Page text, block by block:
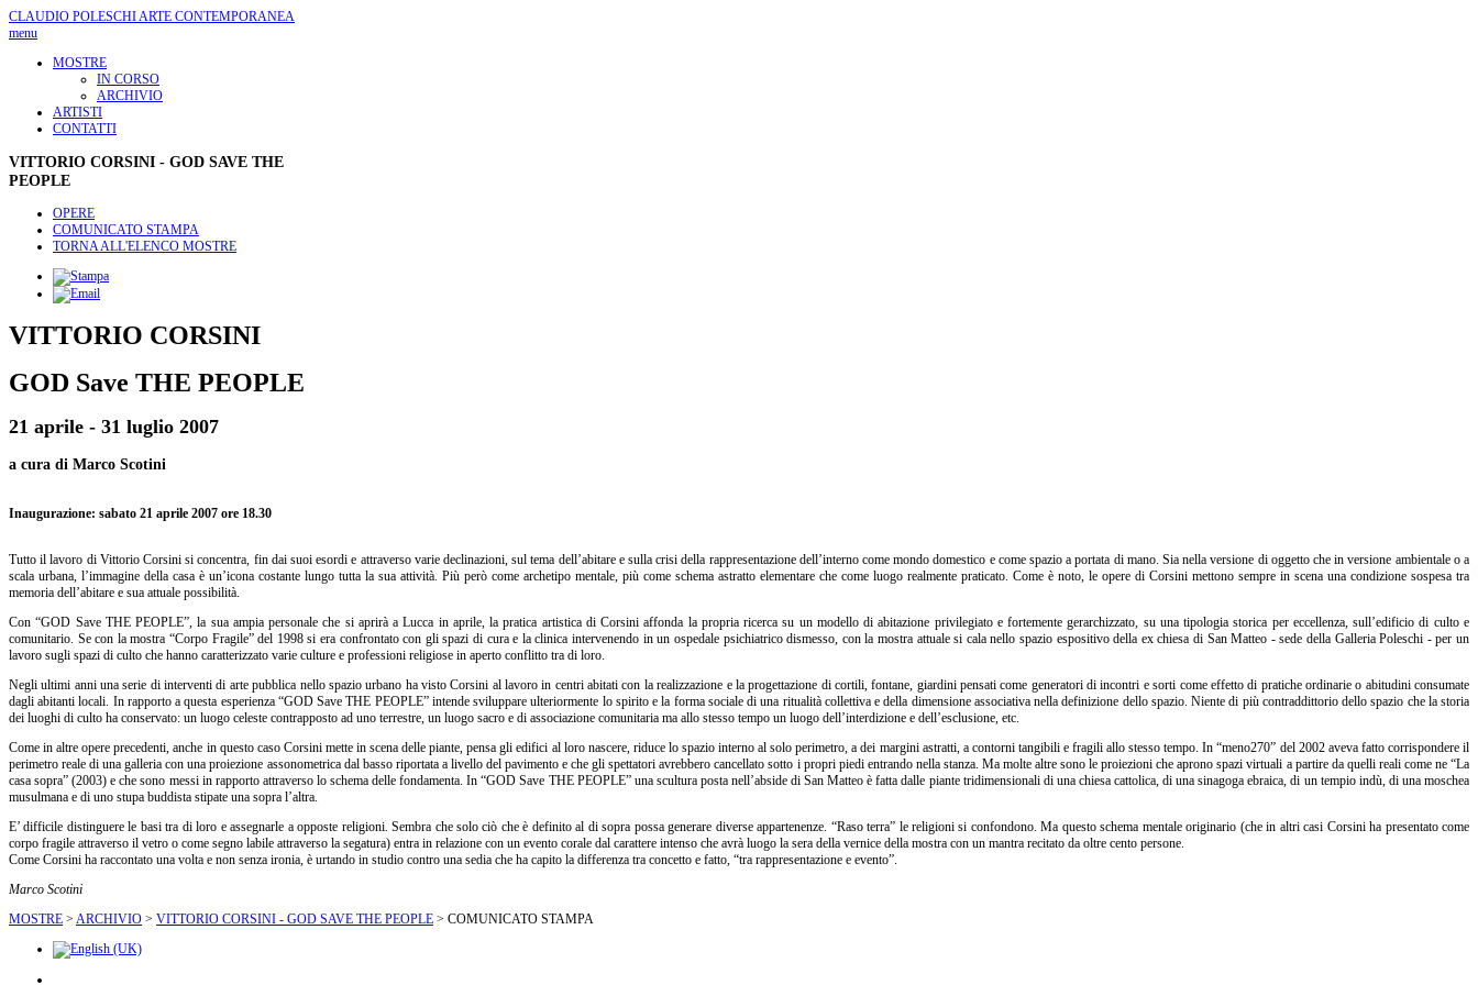
CLAUDIO POLESCHIARTE CONTEMPORANEA
menu
MOSTRE
IN CORSO
ARCHIVIO
ARTISTI
CONTATTI
VITTORIO CORSINI - GOD SAVE THE
PEOPLE
OPERE
COMUNICATO STAMPA
TORNA ALL'ELENCO MOSTRE
VITTORIO CORSINI
GOD Save THE PEOPLE
21 aprile - 31 luglio 2007
a cura di Marco Scotini
Inaugurazione: sabato 21 aprile 2007 ore 18.30
Tutto il lavoro di Vittorio Corsini si concentra, fin dai suoi esordi e attraverso varie declinazioni, sul tema dell’abitare e sulla crisi della rappresentazione dell’interno come mondo domestico e come spazio a portata di mano. Sia nella versione di oggetto che in versione ambientale o a
scala urbana, l’immagine della casa è un’icona costante lungo tutta la sua attività. Più però come archetipo mentale, più come schema astratto elementare che come luogo realmente praticato. Come è noto, le opere di Corsini mettono sempre in scena una condizione sospesa tra
memoria dell’abitare e sua attuale possibilità.
Con “GOD Save THE PEOPLE”, la sua ampia personale che si aprirà a Lucca in aprile, la pratica artistica di Corsini affonda la propria ricerca su un modello di abitazione privilegiato e fortemente gerarchizzato, su una tipologia storica per eccellenza, sull’edificio di culto e
comunitario. Se con la mostra “Corpo Fragile” del 1998 si era confrontato con gli spazi di cura e la clinica intervenendo in un ospedale psichiatrico dismesso, con la mostra attuale si cala nello spazio espositivo della ex chiesa di San Matteo - sede della Galleria Poleschi - per un
lavoro sugli spazi di culto che hanno caratterizzato varie culture e professioni religiose in aperto conflitto tra di loro.
Negli ultimi anni una serie di interventi di arte pubblica nello spazio urbano ha visto Corsini al lavoro in centri abitati con la realizzazione e la progettazione di cortili, fontane, giardini pensati come generatori di incontri e sorti come effetto di pratiche ordinarie o abitudini consumate
dagli abitanti locali. In rapporto a questa esperienza “GOD Save THE PEOPLE” intende sviluppare ulteriormente lo spirito e la forma sociale di una ritualità collettiva e della dimensione associativa nella definizione dello spazio. Niente di più contraddittorio dello spazio che la storia
dei luoghi di culto ha conservato: un luogo celeste contrapposto ad uno terrestre, un luogo sacro e di associazione comunitaria ma allo stesso tempo un luogo dell’interdizione e dell’esclusione, etc.
Come in altre opere precedenti, anche in questo caso Corsini mette in scena delle piante, pensa gli edifici al loro nascere, riduce lo spazio interno al solo perimetro, a dei margini astratti, a contorni tangibili e fragili allo stesso tempo. In “meno270” del 2002 aveva fatto corrispondere il
perimetro reale di una galleria con una proiezione assonometrica dal basso riportata a livello del pavimento e che gli spettatori avrebbero cancellato sotto i propri piedi entrando nella stanza. Ma molte altre sono le proiezioni che aprono spazi virtuali a partire da quelli reali come ne “La
casa sopra” (2003) e che sono messi in rapporto attraverso lo schema delle fondamenta. In “GOD Save THE PEOPLE” una scultura posta nell’abside di San Matteo è fatta dalle piante tridimensionali di una chiesa cattolica, di una sinagoga ebraica, di un tempio indù, di una moschea
musulmana e di uno stupa buddista stipate una sopra l’altra.
E’ difficile distinguere le basi tra di loro e assegnarle a opposte religioni. Sembra che solo ciò che è definito al di sopra possa generare diverse appartenenze. “Raso terra” le religioni si confondono. Ma questo schema mentale originario (che in altri casi Corsini ha presentato come
corpo fragile attraverso il vetro o come segno labile attraverso la segatura) entra in relazione con un evento corale dal carattere intenso che avrà luogo la sera della vernice della mostra con un mantra recitato da oltre cento persone.
Come Corsini ha raccontato una volta e non senza ironia, è urtando in studio contro una sedia che ha capito la differenza tra concetto e fatto, “tra rappresentazione e evento”.
Marco Scotini
MOSTRE > ARCHIVIO > VITTORIO CORSINI - GOD SAVE THE PEOPLE > COMUNICATO STAMPA